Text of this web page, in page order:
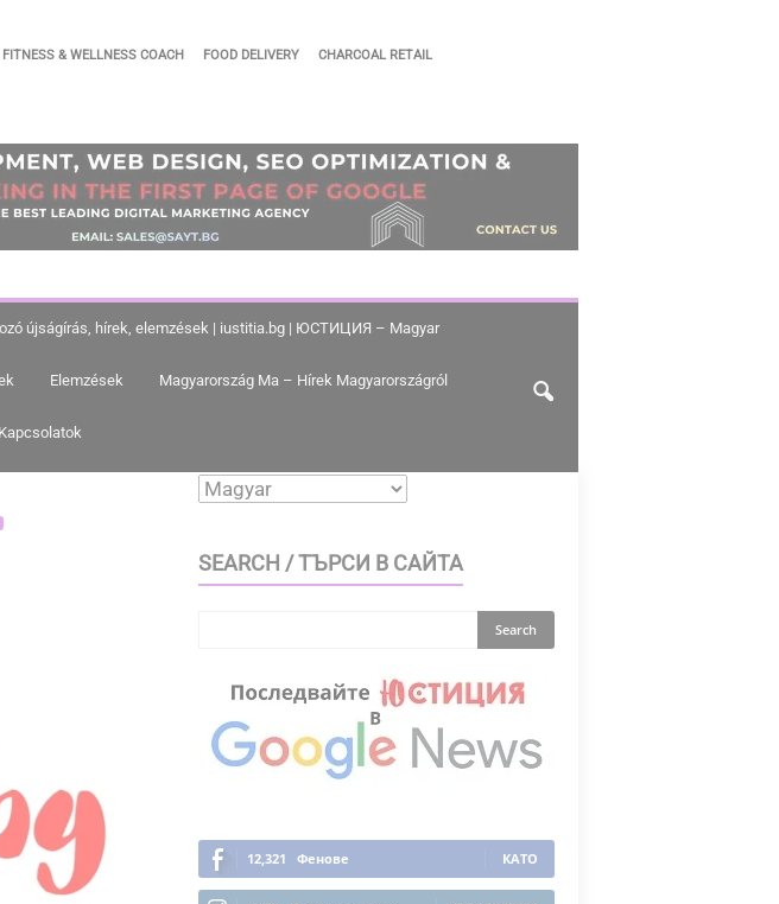
FITNESS & WELLNESS COACH FOOD DELIVERY CHARCOAL RETAIL
újságírás, hírek, elemzések | iustitia.bg | ЮСТИЦИЯ – Magyar
Elemzések Magyarország Ma – Hírek Magyarországról
Kapcsolatok
SEARCH / ТЪРСИ В САЙТА
12,321 Фенове КАТО